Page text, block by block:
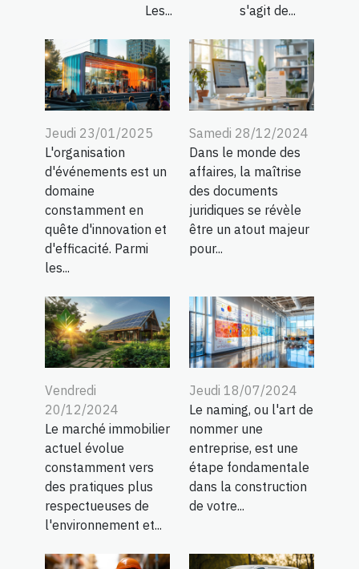
Les...
s'agit de...
Jeudi 23/01/2025
L'organisation
d'événements est un
domaine
constamment en
quête d'innovation et
d'efficacité. Parmi
les...
Samedi 28/12/2024
Dans le monde des
affaires, la maîtrise
des documents
juridiques se révèle
être un atout majeur
pour...
Vendredi
20/12/2024
Le marché immobilier
actuel évolue
constamment vers
des pratiques plus
respectueuses de
l'environnement et...
Jeudi 18/07/2024
Le naming, ou l'art de
nommer une
entreprise, est une
étape fondamentale
dans la construction
de votre...